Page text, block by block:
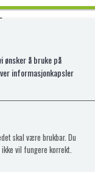
FLOSS
ønsker å bruke på
informasjonkapsler
skal være brukbar. Du
vil fungere korrekt.